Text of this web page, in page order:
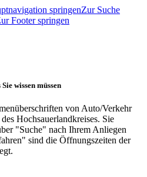
springenZur Suche
Footer springen
wissen müssen
von Auto/Verkehr
Hochsauerlandkreises. Sie
"Suche" nach Ihrem Anliegen
sind die Öffnungszeiten der